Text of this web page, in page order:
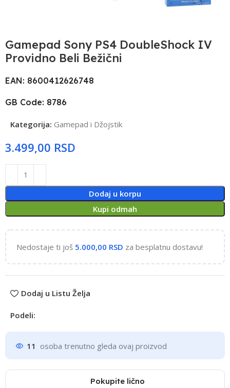
Gamepad Sony PS4 DoubleShock IV
Providno Beli Bežični
EAN: 8600412626748
GB Code: 8786
Kategorija: Gamepad i Džojstik
RSD
Dodaj u korpu
Kupi odmah
Nedostaje ti još 5.000,00 RSD za besplatnu dostavu!
Dodaj u Listu Želja
Podeli:
11 osoba trenutno gleda ovaj proizvod
Pokupite lično